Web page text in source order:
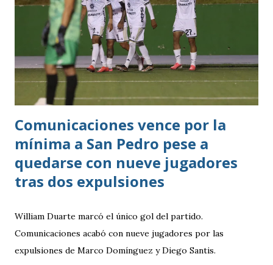
Comunicaciones vence por la
mínima a San Pedro pese a
quedarse con nueve jugadores
tras dos expulsiones
William Duarte marcó el único gol del partido.
Comunicaciones acabó con nueve jugadores por las
expulsiones de Marco Domínguez y Diego Santis.